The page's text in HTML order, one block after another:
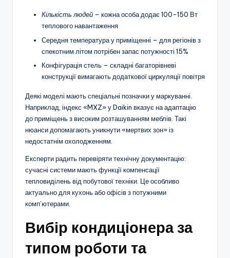
Кількість людей – кожна особа додає 100-150 Вт
теплового навантаження
Середня температура у приміщенні – для регіонів з
спекотним літом потрібен запас потужності 15%
Конфігурація стель – складні багаторівневі
конструкції вимагають додаткової циркуляції повітря
Деякі моделі мають спеціальні позначки у маркуванні.
Наприклад, індекс «MXZ» у Daikin вказує на адаптацію
до приміщень з високим розташуванням меблів. Такі
нюанси допомагають уникнути «мертвих зон» із
недостатнім охолодженням.
Експерти радить перевіряти технічну документацію:
сучасні системи мають функції компенсації
тепловиділень від побутової техніки. Це особливо
актуально для кухонь або офісів з потужними
комп’ютерами.
Вибір кондиціонера за
типом роботи та